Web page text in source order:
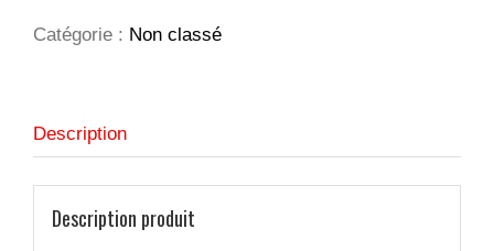
verre
avec
Catégorie : Non classé
Description
Description produit